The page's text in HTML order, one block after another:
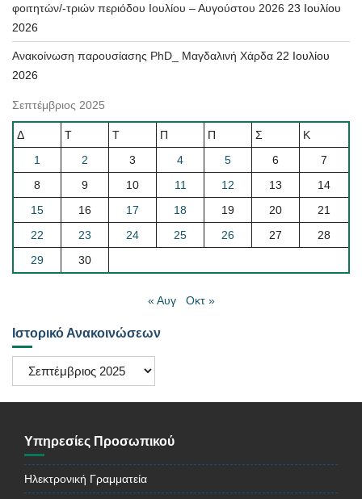
φοιτητών/-τριών περιόδου Ιουλίου – Αυγούστου 2026 23 Ιουλίου
2026
Ανακοίνωση παρουσίασης PhD_ Μαγδαλινή Χάρδα 22 Ιουλίου
2026
Σεπτέμβριος 2025
Δ Τ Τ Π Π Σ
Κ
1
2 3 4 5 6
7
8
9 10 11 12 13
14
15
16 17 18 19 20
21
22
23 24 25 26 27
28
29
30
« Αυγ Οκτ »
Ιστορικό Ανακοινώσεων
Ιστορικό
Ανακοινώσεων
Υπηρεσίες Προσωπικού
Ηλεκτρονική Γραμματεία